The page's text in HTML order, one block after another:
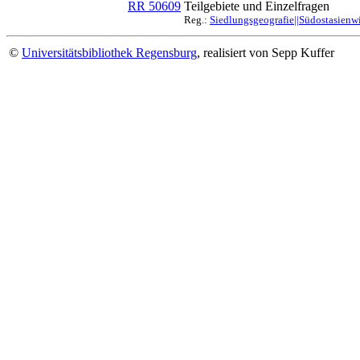
RR 50609 Teilgebiete und Einzelfragen
Reg.:
© Universitätsbibliothek Regensburg, realisiert von Sepp Kuffer